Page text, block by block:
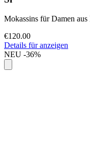
Mokassins für Damen
€120.00
Details für anzeigen
NEU -36%